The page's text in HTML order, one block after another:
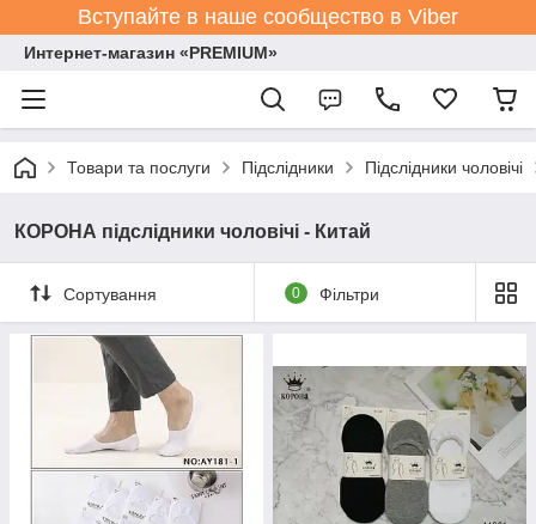
Вступайте в наше сообщество в Viber
Интернет-магазин «PREMIUM»
Товари та послуги Підслідники Підслідники чоловічі
КОРОНА підслідники чоловічі - Китай
Сортування 0 Фільтри